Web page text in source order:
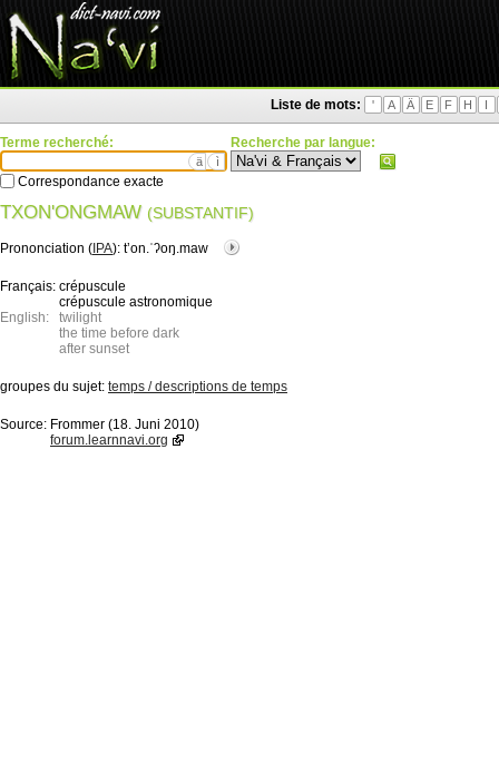
Liste de mots: ' A Ä E F H I
Terme recherché:
ä ì
Correspondance exacte
Recherche par langue:
TXON'ONGMAW (SUBSTANTIF)
Prononciation ( IPA): tʼon.ˈʔoŋ.maw
Français: crépuscule
crépuscule astronomique
English:
twilight
the time before dark
after sunset
groupes du sujet: temps / descriptions de temps
Source: Frommer (18. Juni 2010)
forum.learnnavi.org